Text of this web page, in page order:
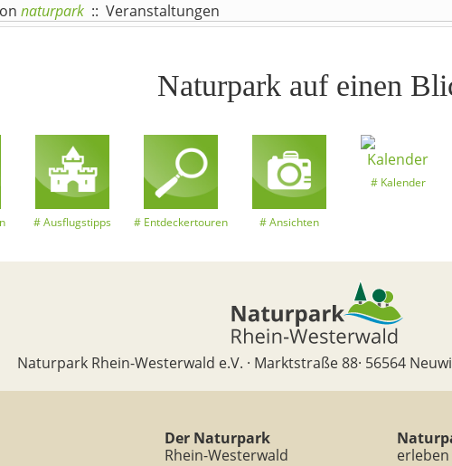
naturpark :: Veranstaltungen
Naturpark auf einen
Ausflugstipps Entdeckertouren Ansichten
Kalender
Naturpark Rhein-Westerwald e.V. · Marktstraße 88· 56564
Der Naturpark
Rhein-Westerwald
erleben